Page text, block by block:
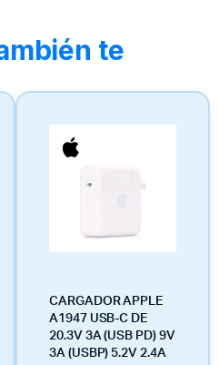
te
CARGADOR APPLE
A1947 USB-C DE
20.3V 3A (USB PD) 9V
3A (USBP) 5.2V 2.4A